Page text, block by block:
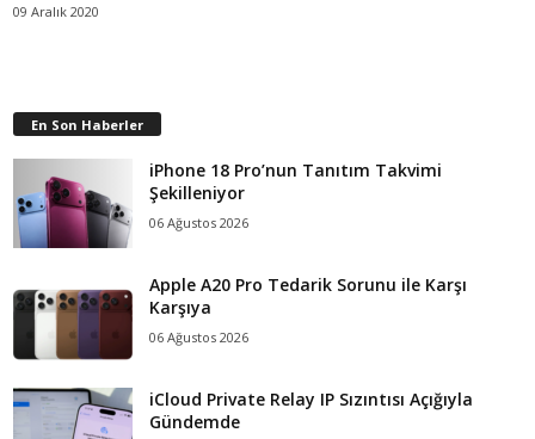
09 Aralık 2020
En Son Haberler
iPhone 18 Pro’nun Tanıtım Takvimi
Şekilleniyor
06 Ağustos 2026
Apple A20 Pro Tedarik Sorunu ile Karşı
Karşıya
06 Ağustos 2026
iCloud Private Relay IP Sızıntısı Açığıyla
Gündemde